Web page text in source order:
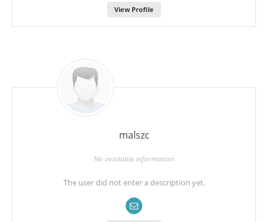
View Profile
malszc
No available information
The user did not enter a description yet.